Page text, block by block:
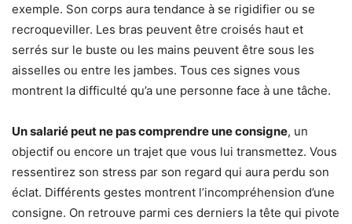
exemple. Son corps aura tendance à se rigidifier ou se
recroqueviller. Les bras peuvent être croisés haut et
serrés sur le buste ou les mains peuvent être sous les
aisselles ou entre les jambes. Tous ces signes vous
montrent la difficulté qu’a une personne face à une tâche.
Un salarié peut ne pas comprendre une consigne, un
objectif ou encore un trajet que vous lui transmettez. Vous
ressentirez son stress par son regard qui aura perdu son
éclat. Différents gestes montrent l’incompréhension d’une
consigne. On retrouve parmi ces derniers la tête qui pivote